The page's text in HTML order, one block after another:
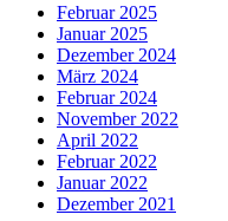
Februar 2025
Januar 2025
Dezember 2024
März 2024
Februar 2024
November 2022
April 2022
Februar 2022
Januar 2022
Dezember 2021